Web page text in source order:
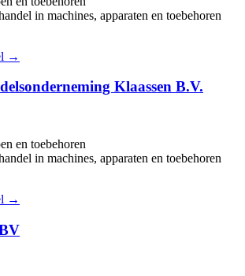
in machines, apparaten en toebehoren
→
Klaassen B.V.
en toebehoren
in machines, apparaten en toebehoren
→